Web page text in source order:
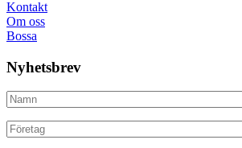
Kontakt
Om oss
Bossa
Nyhetsbrev